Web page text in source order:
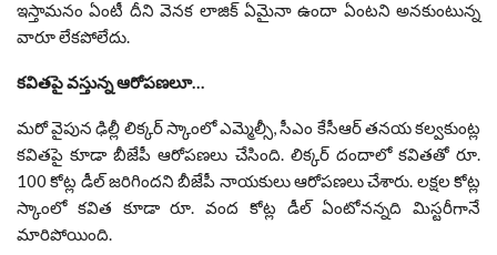
ఇస్తామనం ఏంటీ దీని వెనక లాజిక్ ఏమైనా ఉందా ఏంటని అనకుంటున్న
వారూ లేకపోలేదు.
కవితపై వస్తున్న ఆరోపణలూ…
మరో వైపున ఢిల్లీ లిక్కర్ స్కాంలో ఎమ్మెల్సీ, సీఎం కేసీఆర్ తనయ కల్వకుంట్ల
కవితపై కూడా బీజేపీ ఆరోపణలు చేసింది. లిక్కర్ దందాలో కవితతో రూ.
100 కోట్ల డీల్ జరిగిందని బీజేపీ నాయకులు ఆరోపణలు చేశారు. లక్షల కోట్ల
స్కాంలో కవిత కూడా రూ. వంద కోట్ల డీల్ ఏంటోనన్నది మిస్టరీగానే
మారిపోయింది.